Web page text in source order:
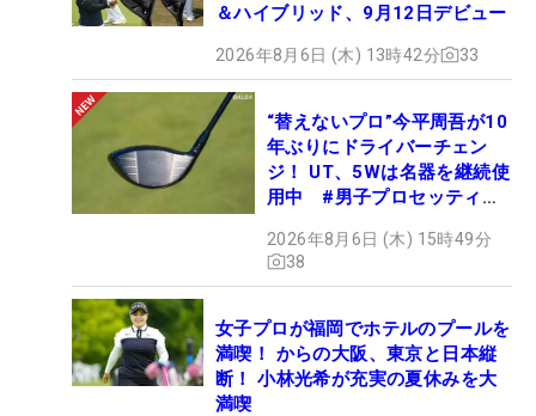
＆ハイブリッド、9月12日デビュー
2026年8月6日 (木) 13時42分 33
“替えないプロ”今平周吾が10
年ぶりにドライバーチェン
ジ！ UT、5Wは名器を継続使
用中 #男子プロセッティン
2026年8月6日 (木) 15時49分
38
女子プロが福岡でホテルのプールを
満喫！ からの大阪、東京と日本縦
断！ 小林光希が充実の夏休みを大
満喫